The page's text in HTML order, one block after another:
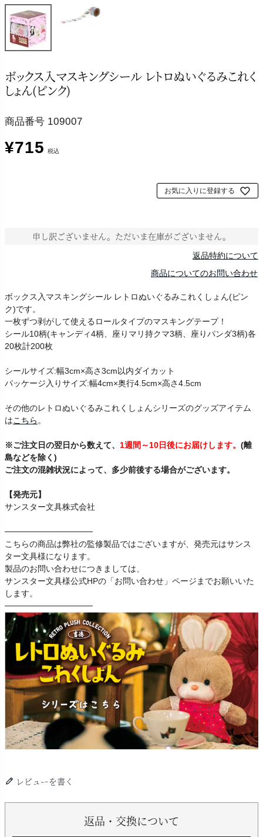
ボックス入マスキングシール レトロぬいぐるみこれく
しょん(ピンク)
商品番号 109007
¥715 税込
お気に入りに登録する
申し訳ございません。ただいま在庫がございません。
返品特約について
商品についてのお問い合わせ
ボックス入マスキングシール レトロぬいぐるみこれくしょん(ピン
ク)です。
一枚ずつ剥がして使えるロールタイプのマスキングテープ！
シール10柄(キャンディ4柄、座りマリ持クマ3柄、座りパンダ3柄)各
20枚計200枚
シールサイズ:幅3cm×高さ3cm以内ダイカット
パッケージ入りサイズ:幅4cm×奥行4.5cm×高さ4.5cm
その他のレトロぬいぐるみこれくしょんシリーズのグッズアイテム
はこちら 。
※ご注文日の翌日から数えて、 1週間～10日後にお届けします。 (離
島などを除く)
ご注文の混雑状況によって、多少前後する場合がございます。
【発売元】
サンスター文具株式会社
───────────────
こちらの商品は弊社の監修製品ではございますが、発売元はサンス
ター文具様になります。
製品のお問い合わせにつきましては、
サンスター文具様公式HPの「お問い合わせ」ページまでお願いいた
します。
───────────────
レビューを書く
返品・交換について